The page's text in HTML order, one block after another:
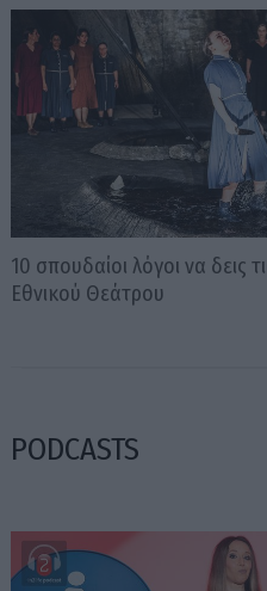
10 σπουδαίοι λόγοι να δεις
Εθνικού Θεάτρου
PODCASTS